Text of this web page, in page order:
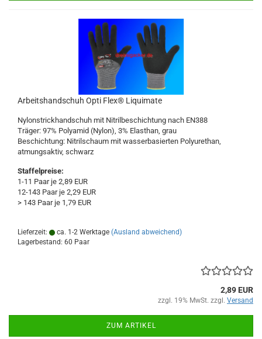
Arbeitshandschuh Opti Flex® Liquimate
Nylonstrickhandschuh mit Nitrilbeschichtung nach EN388
Träger: 97% Polyamid (Nylon), 3% Elasthan, grau
Beschichtung: Nitrilschaum mit wasserbasierten Polyurethan,
atmungsaktiv, schwarz
Staffelpreise:
1-11 Paar je 2,89 EUR
12-143 Paar je 2,29 EUR
> 143 Paar je 1,79 EUR
Lieferzeit: ca. 1-2 Werktage (Ausland abweichend)
Lagerbestand: 60 Paar
2,89 EUR
zzgl. 19% MwSt. zzgl. Versand
ZUM ARTIKEL